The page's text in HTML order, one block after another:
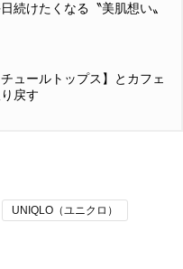
続けたくなる〝美肌想い〟
ュールトップス】とカフェ
戻す
UNIQLO（ユニクロ）